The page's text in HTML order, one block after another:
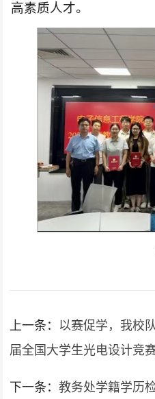
高素质人才。
上一条： 以赛促学，我校
届全国大学生光电设计竞
下一条：教务处学籍学历